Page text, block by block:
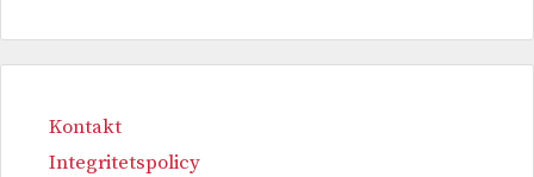
Kontakt
Integritetspolicy